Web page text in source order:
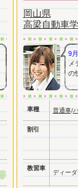
岡山県
高梁自動車
9
メ
の
車種 普通車/
割引
教習車
ディー